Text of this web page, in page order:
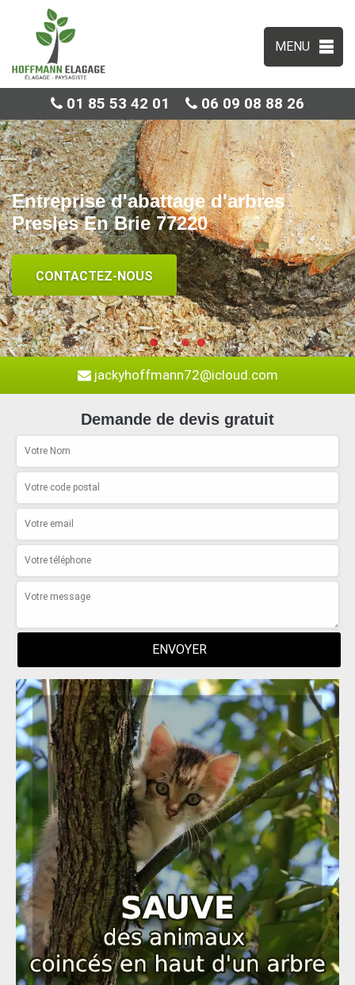
MENU
01 85 53 42 01 06 09 08 88 26
Entreprise d'abattage d'arbres
Presles En Brie 77220
CONTACTEZ-NOUS
jackyhoffmann72@icloud.com
Demande de devis gratuit